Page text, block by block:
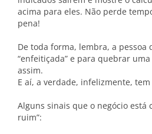
acima para eles. Não perde
pena!
De toda forma, lembra, a pessoa
“enfeitiçada” e para quebrar
assim.
E aí, a verdade, infelizmente,
Alguns sinais que o negócio está
ruim”: